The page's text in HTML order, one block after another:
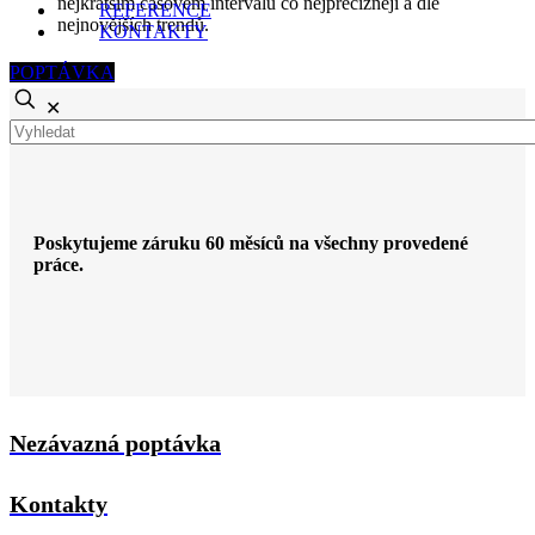
REFERENCE
KONTAKTY
POPTÁVKA
✕
nejnovějších trendů.
Poskytujeme záruku 60 měsíců na všechny provedené
práce.
Nezávazná poptávka
Kontakty